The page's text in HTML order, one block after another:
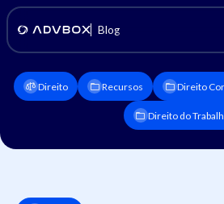
Blog
Direito Recursos Direito
Direito do